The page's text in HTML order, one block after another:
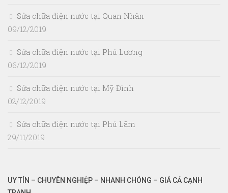
Sửa chữa điện nước tại Quan Nhân
09/12/2019
Sửa chữa điện nước tại Phú Lương
06/12/2019
Sửa chữa điện nước tại Mỹ Đình
02/12/2019
Sửa chữa điện nước tại Phú Lãm
29/11/2019
UY TÍN – CHUYÊN NGHIỆP – NHANH CHÓNG – GIÁ CẢ CẠNH